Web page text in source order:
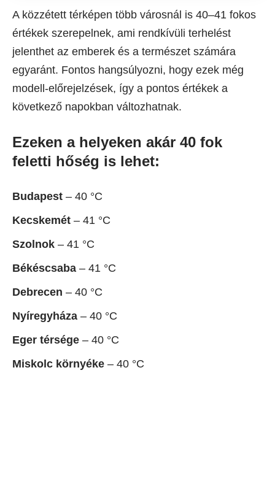
A közzétett térképen több városnál is 40–41 fokos
értékek szerepelnek, ami rendkívüli terhelést
jelenthet az emberek és a természet számára
egyaránt. Fontos hangsúlyozni, hogy ezek még
modell-előrejelzések, így a pontos értékek a
következő napokban változhatnak.
Ezeken a helyeken akár 40 fok
feletti hőség is lehet:
Budapest – 40 °C
Kecskemét – 41 °C
Szolnok – 41 °C
Békéscsaba – 41 °C
Debrecen – 40 °C
Nyíregyháza – 40 °C
Eger térsége – 40 °C
Miskolc környéke – 40 °C